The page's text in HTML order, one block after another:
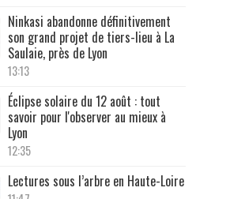
Ninkasi abandonne définitivement
son grand projet de tiers-lieu à La
Saulaie, près de Lyon
13:13
Éclipse solaire du 12 août : tout
savoir pour l'observer au mieux à
Lyon
12:35
Lectures sous l’arbre en Haute-Loire